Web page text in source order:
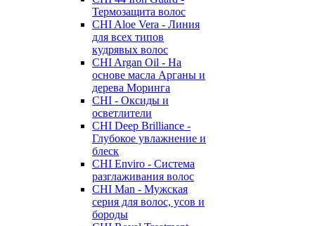
Термозащита волос
CHI Aloe Vera - Линия
для всех типов
кудрявых волос
CHI Argan Oil - На
основе масла Арганы и
дерева Моринга
CHI - Оксиды и
осветлители
CHI Deep Brilliance -
Глубокое увлажнение и
блеск
CHI Enviro - Система
разглаживания волос
CHI Man - Мужская
серия для волос, усов и
бороды